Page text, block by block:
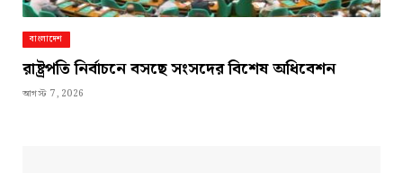
বাংলাদেশ
রাষ্ট্রপতি নির্বাচনে বসছে সংসদের বিশেষ অধিবেশন
আগস্ট 7, 2026